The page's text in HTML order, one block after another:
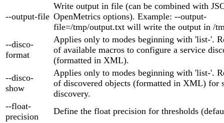
--output-file
Write output in file (can be combined with
OpenMetrics options). Example: --output-
file=/tmp/output.txt will write the output in /
--disco-
format
Applies only to modes beginning with 'list-'.
of available macros to configure a service
(formatted in XML).
--disco-
show
Applies only to modes beginning with 'list-'.
of discovered objects (formatted in XML) for
discovery.
--float-
precision
Define the float precision for thresholds